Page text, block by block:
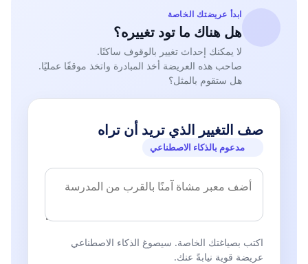
ابدأ عريضتك الخاصة
هل هناك ما تود تغييره؟
لا يمكنك إحداث تغيير بالوقوف ساكنًا.
صاحب هذه العريضة أخذ المبادرة واتخذ موقفًا عمليًا.
هل ستقوم بالمثل؟
صف التغيير الذي تريد أن تراه
مدعوم بالذكاء الاصطناعي
اكتب بصياغتك الخاصة. سيصوغ الذكاء الاصطناعي
عريضة قوية نيابةً عنك.